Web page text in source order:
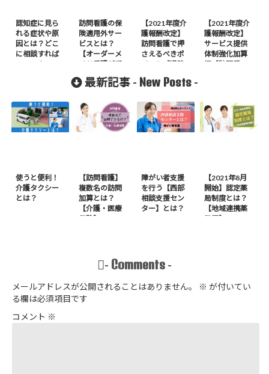
認知症に見ら
れる症状や原
因とは？どこ
に相談すれば
いいの？
訪問看護の保
険適用外サー
ビスとは？
【オーダーメ
イド看護が受
けられる】
【2021年度介
護報酬改定】
訪問看護で押
さえるべきポ
イント【退院
護】
【2021年度介
護報酬改定】
サービス提供
体制強化加算
編【訪問看
最新記事 - New Posts -
使うと便利！
介護タクシー
とは？
【訪問看護】
複数名の訪問
加算とは？
【介護・医療
保険】
障がい者支援
を行う【西部
相談支援セン
ター】とは？
【2021年8月
開始】認定薬
局制度とは？
【地域連携薬
局編】
- Comments -
メールアドレスが公開されることはありません。 ※ が付いてい
る欄は必須項目です
コメント ※